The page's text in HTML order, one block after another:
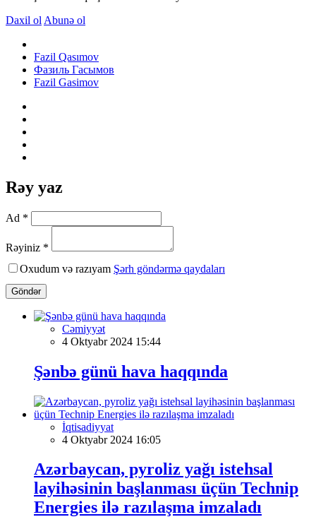
Daxil ol Abunə ol
Fazil Qasımov
Фазиль Гасымов
Fazil Gasimov
Rəy yaz
Ad *
Rəyiniz *
Oxudum və razıyam Şərh göndərmə qaydaları
Göndər
Cəmiyyət
4 Oktyabr 2024 15:44
Şənbə günü hava haqqında
İqtisadiyyat
4 Oktyabr 2024 16:05
Azərbaycan, pyroliz yağı istehsal
layihəsinin başlanması üçün Technip
Energies ilə razılaşma imzaladı